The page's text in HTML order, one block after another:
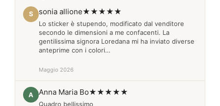
S sonia allione★★★★★
Lo sticker è stupendo, modificato dal venditore
secondo le dimensioni a me confacenti. La
gentilissima signora Loredana mi ha inviato diverse
anteprime con i colori…
Maggio 2026
A Anna Maria Bo★★★★★
Quadro bellissimo